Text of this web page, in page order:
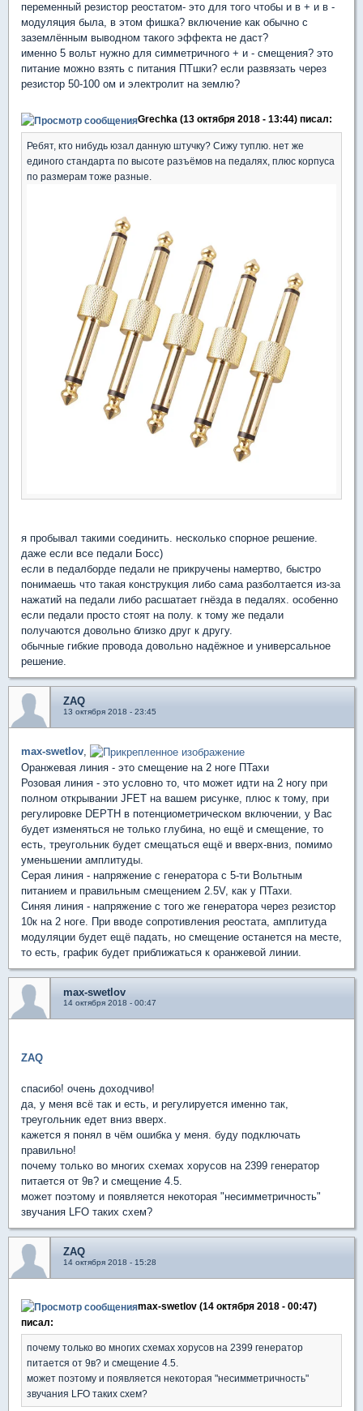
переменный резистор реостатом- это для того чтобы и в + и в -
модуляция была, в этом фишка? включение как обычно с
заземлённым выводном такого эффекта не даст?
именно 5 вольт нужно для симметричного + и - смещения? это
питание можно взять с питания ПТшки? если развязать через
резистор 50-100 ом и электролит на землю?
Grechka (13 октября 2018 - 13:44) писал:
Ребят, кто нибудь юзал данную штучку? Сижу туплю. нет же
единого стандарта по высоте разъёмов на педалях, плюс корпуса
по размерам тоже разные.
я пробывал такими соединить. несколько спорное решение.
даже если все педали Босс)
если в педалборде педали не прикручены намертво, быстро
понимаешь что такая конструкция либо сама разболтается из-за
нажатий на педали либо расшатает гнёзда в педалях. особенно
если педали просто стоят на полу. к тому же педали
получаются довольно близко друг к другу.
обычные гибкие провода довольно надёжное и универсальное
решение.
ZAQ
13 октября 2018 - 23:45
max-swetlov
Оранжевая линия - это смещение на 2 ноге ПТахи
Розовая линия - это условно то, что может идти на 2 ногу при
полном открывании JFET на вашем рисунке, плюс к тому, при
регулировке DEPTH в потенциометрическом включении, у Вас
будет изменяться не только глубина, но ещё и смещение, то
есть, треугольник будет смещаться ещё и вверх-вниз, помимо
уменьшении амплитуды.
Серая линия - напряжение с генератора с 5-ти Вольтным
питанием и правильным смещением 2.5V, как у ПТахи.
Синяя линия - напряжение с того же генератора через резистор
10к на 2 ноге. При вводе сопротивления реостата, амплитуда
модуляции будет ещё падать, но смещение останется на месте,
то есть, график будет приближаться к оранжевой линии.
max-swetlov
14 октября 2018 - 00:47
ZAQ
спасибо! очень доходчиво!
да, у меня всё так и есть, и регулируется именно так,
треугольник едет вниз вверх.
кажется я понял в чём ошибка у меня. буду подключать
правильно!
почему только во многих схемах хорусов на 2399 генератор
питается от 9в? и смещение 4.5.
может поэтому и появляется некоторая "несимметричность"
звучания LFO таких схем?
ZAQ
14 октября 2018 - 15:28
max-swetlov (14 октября 2018 - 00:47)
писал:
почему только во многих схемах хорусов на 2399 генератор
питается от 9в? и смещение 4.5.
может поэтому и появляется некоторая "несимметричность"
звучания LFO таких схем?